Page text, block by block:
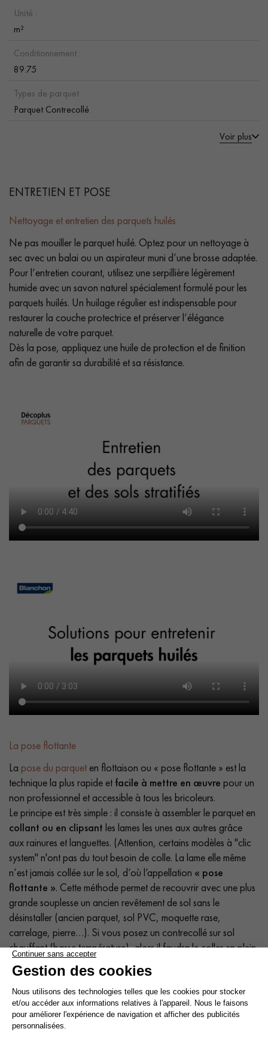
Unité :
m²
Conditionnement :
89.75
Types de parquet :
Parquet Contrecollé
Voir plus
ENTRETIEN ET POSE
Nettoyage et entretien des parquets huilés
Ne pas mouiller le parquet huilé. Optez pour un nettoyage à
sec avec un balai ou un aspirateur muni d’une brosse adaptée.
Pour l’entretien courant, utilisez une serpillière légèrement
humide avec un savon naturel spécialement formulé pour les
parquets huilés. Un huilage régulier est indispensable pour
restaurer la couche protectrice et préserver l’élégance
naturelle de votre parquet.
Dès la pose, appliquez une huile de protection et de finition
afin de garantir sa durabilité et sa résistance.
La pose flottante
La pose du parquet en flottaison ou « pose flottante » est la
technique la plus rapide et facile à mettre en œuvre pour un
non professionnel et accessible à tous les bricoleurs.
Le principe est très simple : il consiste à assembler le parquet en
collant ou en clipsant les lames les unes aux autres grâce
aux rainures et languettes. (Attention, certains modèles à "clic
system" n'ont pas du tout besoin de colle. La lame elle même
n’est jamais collée sur le sol, d’où l’appellation « pose
flottante ». Cette méthode permet de recouvrir avec une plus
grande souplesse un ancien revêtement de sol sans le
désinstaller (ancien parquet, sol PVC, moquette rase,
carrelage, pierre…). Si vous posez un contrecollé sur sol
chauffant (basse température), alors il faudra le coller en plein
pour profiter de votre chauffage.
Conseil : Ajoutez une marge de 10%